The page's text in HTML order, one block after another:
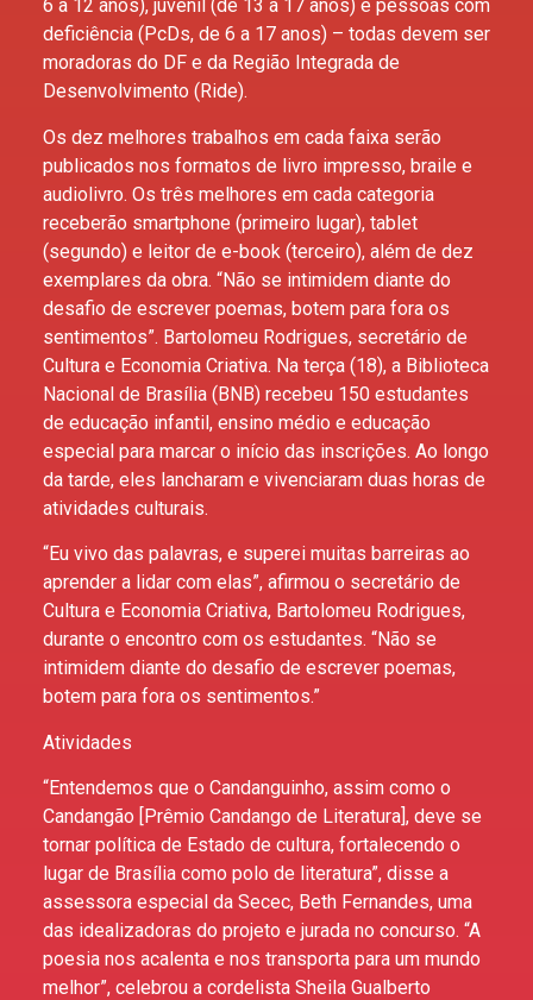
6 a 12 anos), juvenil (de 13 a 17 anos) e pessoas com
deficiência (PcDs, de 6 a 17 anos) – todas devem ser
moradoras do DF e da Região Integrada de
Desenvolvimento (Ride).
Os dez melhores trabalhos em cada faixa serão
publicados nos formatos de livro impresso, braile e
audiolivro. Os três melhores em cada categoria
receberão smartphone (primeiro lugar), tablet
(segundo) e leitor de e-book (terceiro), além de dez
exemplares da obra. “Não se intimidem diante do
desafio de escrever poemas, botem para fora os
sentimentos”. Bartolomeu Rodrigues, secretário de
Cultura e Economia Criativa. Na terça (18), a Biblioteca
Nacional de Brasília (BNB) recebeu 150 estudantes
de educação infantil, ensino médio e educação
especial para marcar o início das inscrições. Ao longo
da tarde, eles lancharam e vivenciaram duas horas de
atividades culturais.
“Eu vivo das palavras, e superei muitas barreiras ao
aprender a lidar com elas”, afirmou o secretário de
Cultura e Economia Criativa, Bartolomeu Rodrigues,
durante o encontro com os estudantes. “Não se
intimidem diante do desafio de escrever poemas,
botem para fora os sentimentos.”
Atividades
“Entendemos que o Candanguinho, assim como o
Candangão [Prêmio Candango de Literatura], deve se
tornar política de Estado de cultura, fortalecendo o
lugar de Brasília como polo de literatura”, disse a
assessora especial da Secec, Beth Fernandes, uma
das idealizadoras do projeto e jurada no concurso. “A
poesia nos acalenta e nos transporta para um mundo
melhor”, celebrou a cordelista Sheila Gualberto